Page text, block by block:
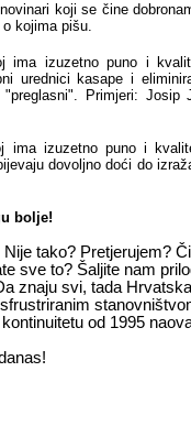
koji se čine
kojima pišu.
ima izuzetno puno i
urednici kasape i
. Primjeri: Josip
ima izuzetno puno i
dovoljno doći do
bolje!
Nije tako? Pretjerujem?
sve to? Šaljite nam
znaju svi, tada
od 1995